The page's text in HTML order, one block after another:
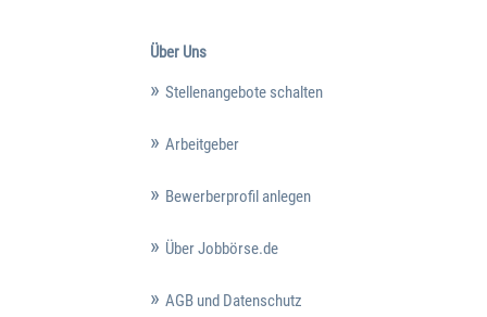
Über Uns
Stellenangebote schalten
Arbeitgeber
Bewerberprofil anlegen
Über Jobbörse.de
AGB und Datenschutz